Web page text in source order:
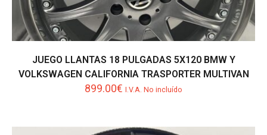
JUEGO LLANTAS 18 PULGADAS 5X120 BMW Y
VOLKSWAGEN CALIFORNIA TRASPORTER MULTIVAN
899.00€ I.V.A. No incluído